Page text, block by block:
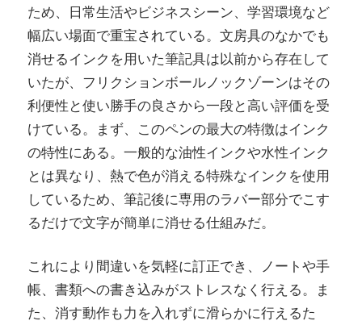
ため、日常生活やビジネスシーン、学習環境など
幅広い場面で重宝されている。文房具のなかでも
消せるインクを用いた筆記具は以前から存在して
いたが、フリクションボールノックゾーンはその
利便性と使い勝手の良さから一段と高い評価を受
けている。まず、このペンの最大の特徴はインク
の特性にある。一般的な油性インクや水性インク
とは異なり、熱で色が消える特殊なインクを使用
しているため、筆記後に専用のラバー部分でこす
るだけで文字が簡単に消せる仕組みだ。
これにより間違いを気軽に訂正でき、ノートや手
帳、書類への書き込みがストレスなく行える。ま
た、消す動作も力を入れずに滑らかに行えるた